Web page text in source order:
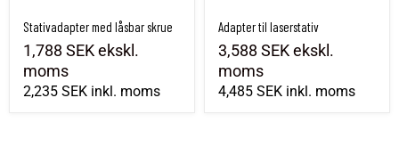
Stativadapter med låsbar skrue
1,788 SEKekskl.
moms
2,235 SEK inkl. moms
Adapter til laserstativ
3,588 SEKekskl.
moms
4,485 SEK inkl. moms